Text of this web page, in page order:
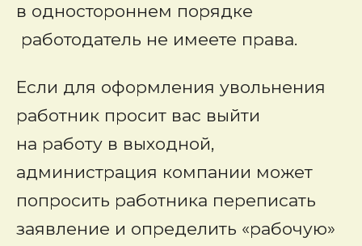
в одностороннем порядке
работодатель не имеете права.
Если для оформления увольнения
работник просит вас выйти
на работу в выходной,
администрация компании может
попросить работника переписать
заявление и определить «рабочую»